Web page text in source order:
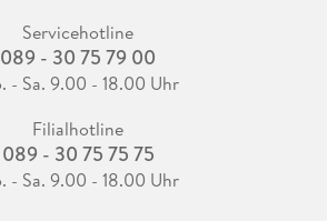
Servicehotline
089 - 30 75 79 00
- Sa. 9.00 - 18.00 Uhr
Filialhotline
089 - 30 75 75 75
- Sa. 9.00 - 18.00 Uhr